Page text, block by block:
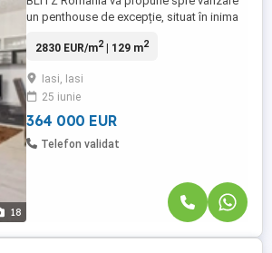
18
un penthouse de excepție, situat în inima
rară care îmbină perfect confortul,
asupra întregului oraș. Poziționat
ultracentral, la doar câteva minute de
Primaria IASI, Teatrul ...
2830 EUR/m2| 129 m2
Iasi, Iasi
25 iunie
364 000 EUR
Telefon validat